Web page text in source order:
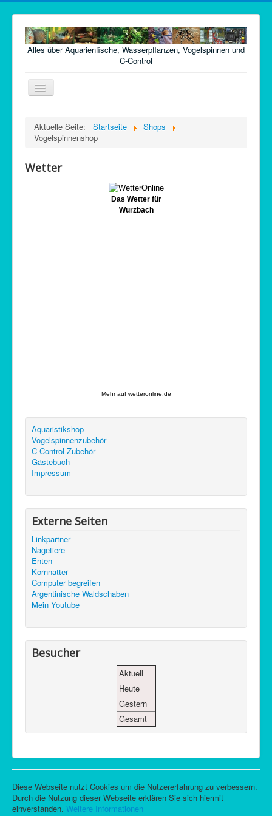
Alles über Aquarienfische, Wasserpflanzen, Vogelspinnen und
C-Control
Navigation
Fische
Aktuelle Seite: Startseite
Shops
Vogelspinnenshop
Wetter
Das Wetter für
Wurzbach
Mehr auf wetteronline.de
Aquaristikshop
Vogelspinnenzubehör
C-Control Zubehör
Gästebuch
Impressum
Externe Seiten
Linkpartner
Nagetiere
Enten
Kornnatter
Computer begreifen
Argentinische Waldschaben
Mein Youtube
Besucher
Aktuell
Heute
Gestern
Gesamt
Diese Webseite nutzt Cookies um die Nutzererfahrung zu verbessern.
Durch die Nutzung dieser Webseite erklären Sie sich hiermit
einverstanden. Weitere Informationen